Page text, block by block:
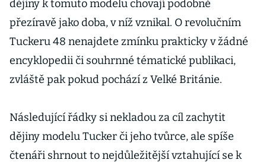
dějiny k tomuto modelu chovají podobně
přezíravě jako doba, v níž vznikal. O revolučním
Tuckeru 48 nenajdete zmínku prakticky v žádné
encyklopedii či souhrnné tématické publikaci,
zvláště pak pokud pochází z Velké Británie.
Následující řádky si nekladou za cíl zachytit
dějiny modelu Tucker či jeho tvůrce, ale spíše
čtenáři shrnout to nejdůležitější vztahující se k